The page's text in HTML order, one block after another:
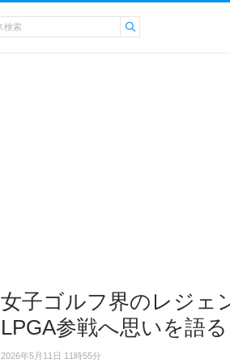
女子ゴルフ界のレジェ
LPGA参戦へ思いを語る
2026年5月11日 11時55分